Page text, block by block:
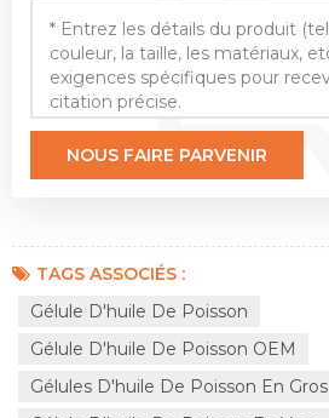
TAGS ASSOCIÉS :
Gélule D'huile De Poisson
Gélule D'huile De Poisson OEM
Gélules D'huile De Poisson En Gros